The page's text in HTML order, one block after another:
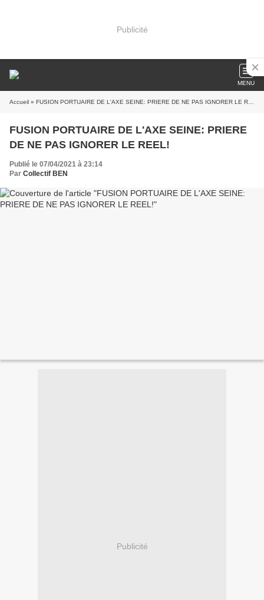
Publicité
MENU
Accueil » FUSION PORTUAIRE DE L'AXE SEINE: PRIERE DE NE PAS IGNORER LE REEL!
FUSION PORTUAIRE DE L'AXE SEINE: PRIERE
DE NE PAS IGNORER LE REEL!
Publié le 07/04/2021 à 23:14
Par Collectif BEN
Publicité